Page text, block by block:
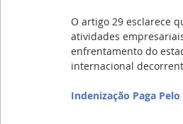
O artigo 29 esclarece
atividades
enfrentamento do
internacional
Indenização Paga